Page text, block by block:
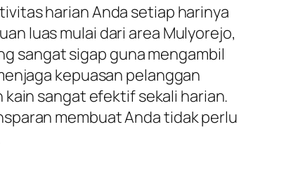
harian Anda setiap harinya
luas mulai dari area Mulyorejo,
sangat sigap guna mengambil
kepuasan pelanggan
sangat efektif sekali harian.
membuat Anda tidak perlu